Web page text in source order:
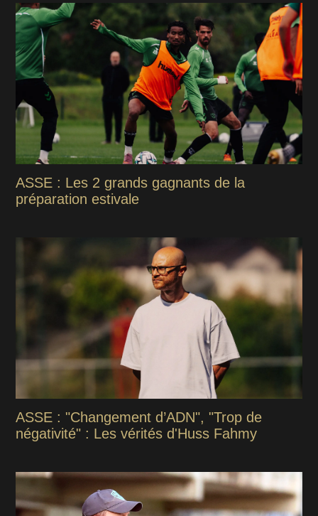
ASSE : Les 2 grands gagnants de la
préparation estivale
ASSE : "Changement d’ADN", "Trop de
négativité" : Les vérités d'Huss Fahmy